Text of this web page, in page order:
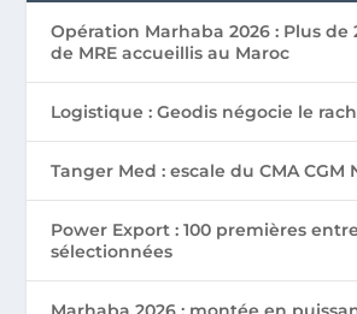
Opération Marhaba 2026 : Plus de
de MRE accueillis au Maroc
Logistique : Geodis négocie le
Tanger Med : escale du CMA CGM
Power Export : 100 premières
sélectionnées